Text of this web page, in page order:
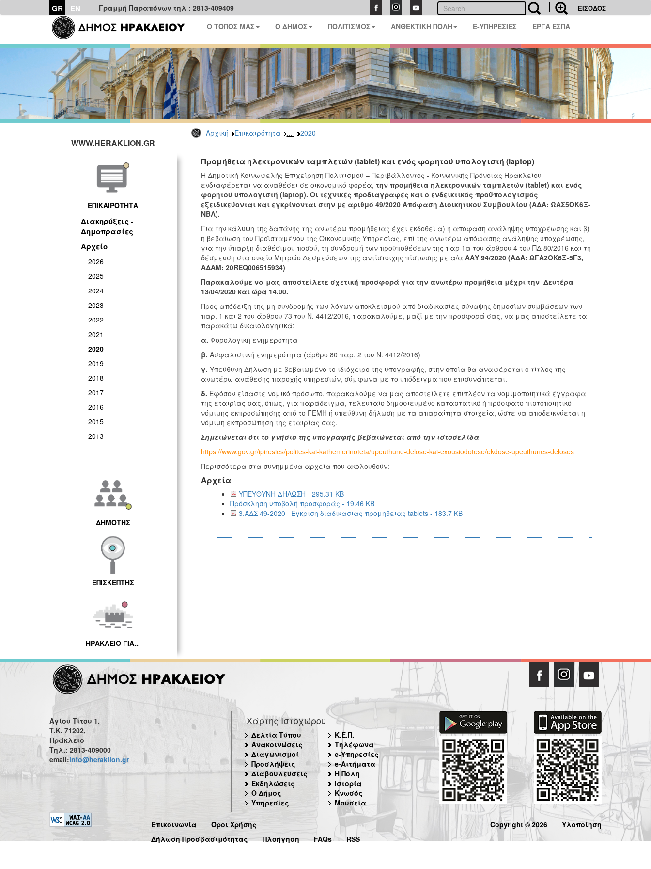
GR EN Γραμμή Παραπόνων τηλ : 2813-409409 ΕΙΣΟΔΟΣ
Ο ΤΟΠΟΣ ΜΑΣ Ο ΔΗΜΟΣ ΠΟΛΙΤΙΣΜΟΣ ΑΝΘΕΚΤΙΚΗ ΠΟΛΗ E-ΥΠΗΡΕΣΙΕΣ ΕΡΓΑ ΕΣΠΑ
Αρχική Επικαιρότητα ... 2020
WWW.HERAKLION.GR
ΕΠΙΚΑΙΡΟΤΗΤΑ
Διακηρύξεις -
Δημοπρασίες
Αρχείο
2026
2025
2024
2023
2022
2021
2020
2019
2018
2017
2016
2015
2013
ΔΗΜΟΤΗΣ
ΕΠΙΣΚΕΠΤΗΣ
ΗΡΑΚΛΕΙΟ ΓΙΑ...
Προμήθεια ηλεκτρονικών ταμπλετών (tablet) και ενός φορητού υπολογιστή (laptop)
H Δημοτική Κοινωφελής Επιχείρηση Πολιτισμού – Περιβάλλοντος - Κοινωνικής Πρόνοιας Ηρακλείου
ενδιαφέρεται να αναθέσει σε οικονομικό φορέα, την προμήθεια ηλεκτρονικών ταμπλετών (tablet) και ενός
φορητού υπολογιστή (laptop). Οι τεχνικές προδιαγραφές και ο ενδεικτικός προϋπολογισμός
εξειδικεύονται και εγκρίνονται στην με αριθμό 49/2020 Απόφαση Διοικητικού Συμβουλίου (ΑΔΑ: ΩΑΣ5ΟΚ6Ξ-
ΝΒΛ).
Για την κάλυψη της δαπάνης της ανωτέρω προμήθειας έχει εκδοθεί α) η απόφαση ανάληψης υποχρέωσης και β)
η βεβαίωση του Προϊσταμένου της Οικονομικής Υπηρεσίας, επί της ανωτέρω απόφασης ανάληψης υποχρέωσης,
για την ύπαρξη διαθέσιμου ποσού, τη συνδρομή των προϋποθέσεων της παρ 1α του άρθρου 4 του ΠΔ 80/2016 και τη
δέσμευση στα οικείο Μητρώο Δεσμεύσεων της αντίστοιχης πίστωσης με α/α ΑΑΥ 94/2020 (ΑΔΑ: ΩΓΑ2ΟΚ6Ξ-5Γ3,
ΑΔΑΜ: 20REQ006515934)
Παρακαλούμε να μας αποστείλετε σχετική προσφορά για την ανωτέρω προμήθεια μέχρι την Δευτέρα
13/04/2020 και ώρα 14.00.
Προς απόδειξη της μη συνδρομής των λόγων αποκλεισμού από διαδικασίες σύναψης δημοσίων συμβάσεων των
παρ. 1 και 2 του άρθρου 73 του Ν. 4412/2016, παρακαλούμε, μαζί με την προσφορά σας, να μας αποστείλετε τα
παρακάτω δικαιολογητικά:
α. Φορολογική ενημερότητα
β. Ασφαλιστική ενημερότητα (άρθρο 80 παρ. 2 του Ν. 4412/2016)
γ. Υπεύθυνη Δήλωση με βεβαιωμένο το ιδιόχειρο της υπογραφής, στην οποία θα αναφέρεται ο τίτλος της
ανωτέρω ανάθεσης παροχής υπηρεσιών, σύμφωνα με το υπόδειγμα που επισυνάπτεται.
δ. Εφόσον είσαστε νομικό πρόσωπο, παρακαλούμε να μας αποστείλετε επιπλέον τα νομιμοποιητικά έγγραφα
της εταιρίας σας, όπως, για παράδειγμα, τελευταίο δημοσιευμένο καταστατικό ή πρόσφατο πιστοποιητικό
νόμιμης εκπροσώπησης από το ΓΕΜΗ ή υπεύθυνη δήλωση με τα απαραίτητα στοιχεία, ώστε να αποδεικνύεται η
νόμιμη εκπροσώπηση της εταιρίας σας.
Σημειώνεται ότι το γνήσιο της υπογραφής βεβαιώνεται από την ιστοσελίδα
https://www.gov.gr/ipiresies/polites-kai-kathemerinoteta/upeuthune-delose-kai-exousiodotese/ekdose-upeuthunes-deloses
Περισσότερα στα συνημμένα αρχεία που ακολουθούν:
Αρχεία
ΥΠΕΥΘΥΝΗ ΔΗΛΩΣΗ - 295.31 KB
Πρόσκληση υποβολή προσφοράς - 19.46 KB
3.ΑΔΣ 49-2020_ Εγκριση διαδικασιας προμηθειας tablets - 183.7 KB
Αγίου Τίτου 1,
Τ.Κ. 71202,
Ηράκλειο
Τηλ.: 2813-409000
email:info@heraklion.gr
Χάρτης Ιστοχώρου
Δελτία Τύπου
Ανακοινώσεις
Διαγωνισμοί
Προσλήψεις
Διαβουλεύσεις
Εκδηλώσεις
Ο Δήμος
Υπηρεσίες
Κ.Ε.Π.
Τηλέφωνα
e-Υπηρεσίες
e-Αιτήματα
Η Πόλη
Ιστορία
Κνωσός
Μουσεία
Επικοινωνία
Όροι Χρήσης
Δήλωση Προσβασιμότητας
Πλοήγηση FAQs RSS
Copyright © 2026 Υλοποίηση